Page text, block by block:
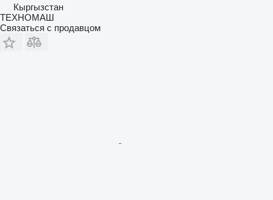
Кыргызстан
ТЕХНОМАШ
Связаться с продавцом